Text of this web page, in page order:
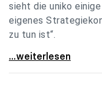
sieht die uniko
eigenes
zu tun ist“.
Universitäten:
...weiterlesen